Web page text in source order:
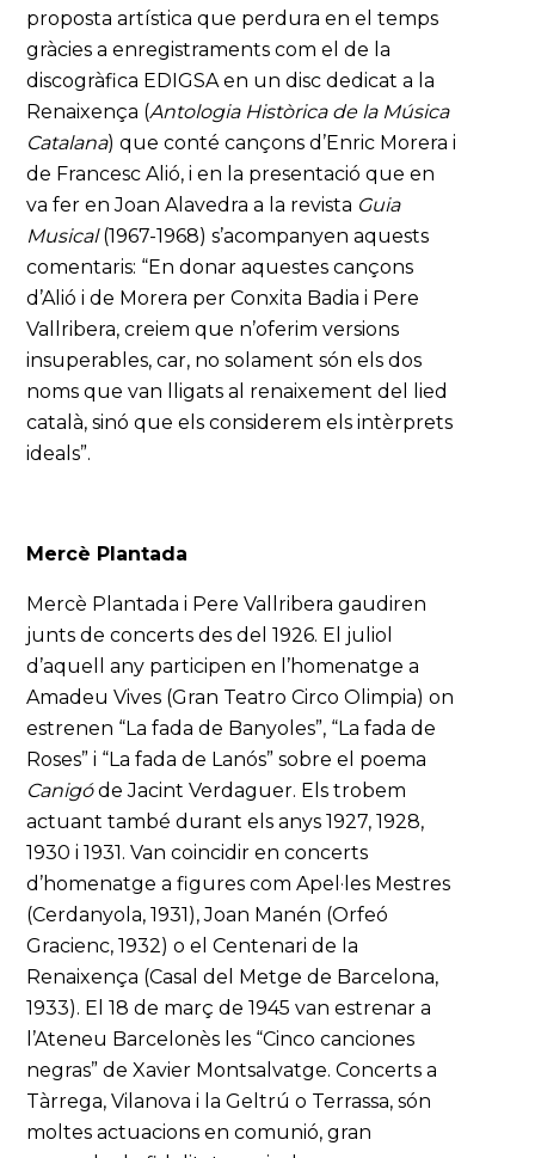
proposta artística que perdura en el temps
gràcies a enregistraments com el de la
discogràfica EDIGSA en un disc dedicat a la
Renaixença (Antologia Històrica de la Música
Catalana) que conté cançons d’Enric Morera i
de Francesc Alió, i en la presentació que en
va fer en Joan Alavedra a la revista Guia
Musical(1967-1968) s’acompanyen aquests
comentaris: “En donar aquestes cançons
d’Alió i de Morera per Conxita Badia i Pere
Vallribera, creiem que n’oferim versions
insuperables, car, no solament són els dos
noms que van lligats al renaixement del lied
català, sinó que els considerem els intèrprets
ideals”.
Mercè Plantada
Mercè Plantada i Pere Vallribera gaudiren
junts de concerts des del 1926. El juliol
d’aquell any participen en l’homenatge a
Amadeu Vives (Gran Teatro Circo Olimpia) on
estrenen “La fada de Banyoles”, “La fada de
Roses” i “La fada de Lanós” sobre el poema
Canigóde Jacint Verdaguer. Els trobem
actuant també durant els anys 1927, 1928,
1930 i 1931. Van coincidir en concerts
d’homenatge a figures com Apel·les Mestres
(Cerdanyola, 1931), Joan Manén (Orfeó
Gracienc, 1932) o el Centenari de la
Renaixença (Casal del Metge de Barcelona,
1933). El 18 de març de 1945 van estrenar a
l’Ateneu Barcelonès les “Cinco canciones
negras” de Xavier Montsalvatge. Concerts a
Tàrrega, Vilanova i la Geltrú o Terrassa, són
moltes actuacions en comunió, gran